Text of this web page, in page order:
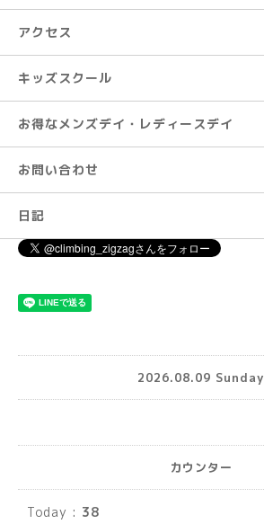
アクセス
キッズスクール
お得なメンズデイ・レディースデイ
お問い合わせ
日記
2026.08.09 Sunday
カウンター
Today : 38